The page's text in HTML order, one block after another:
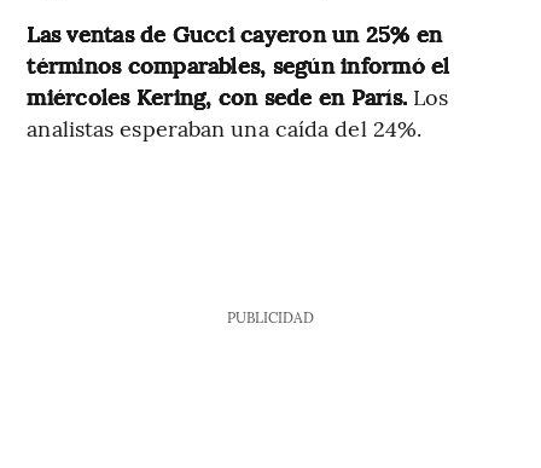
Las ventas de Gucci cayeron un 25% en
términos comparables, según informó el
miércoles Kering, con sede en París. Los
analistas esperaban una caída del 24%.
PUBLICIDAD